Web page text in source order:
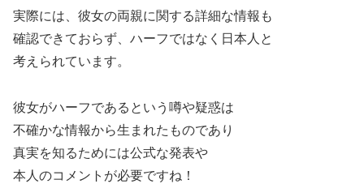
実際には、彼女の両親に関する詳細な情報も
確認できておらず、ハーフではなく日本人と
考えられています。
彼女がハーフであるという噂や疑惑は
不確かな情報から生まれたものであり
真実を知るためには公式な発表や
本人のコメントが必要ですね！